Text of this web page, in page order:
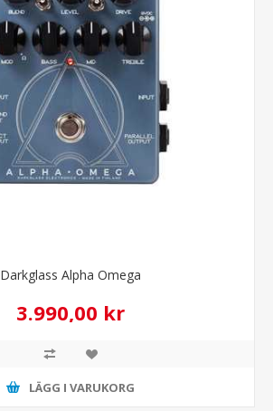
Darkglass Alpha Omega
3.990,00 kr
LÄGG I VARUKORG